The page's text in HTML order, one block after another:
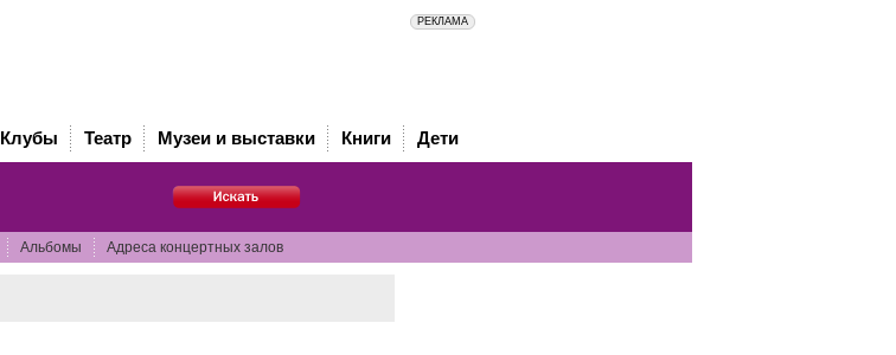
Клубы Театр Музеи и выставки Книги Дети
Альбомы Адреса концертных залов